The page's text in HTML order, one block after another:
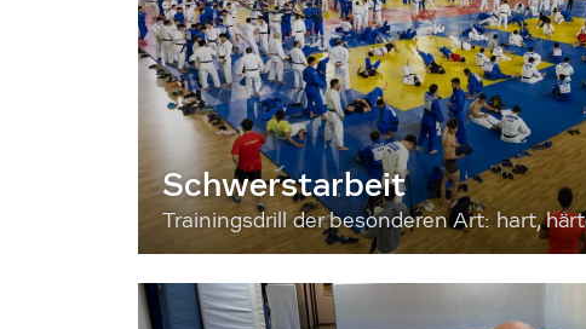
Schwerstarbeit
Trainingsdrill der besonderen Art: hart,